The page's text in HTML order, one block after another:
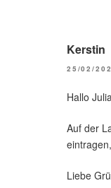
Kerstin
25/02/
Hallo
Auf der
Liebe